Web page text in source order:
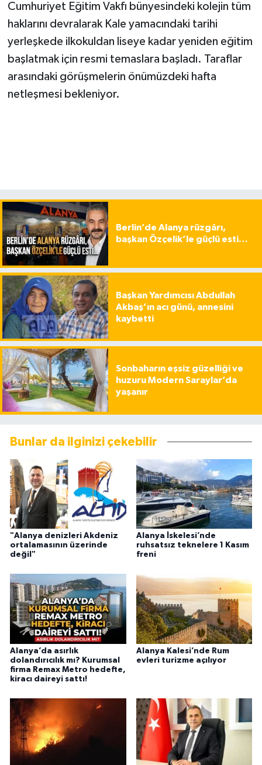
Cumhuriyet Eğitim Vakfı bünyesindeki kolejin tüm
haklarını devralarak Kale yamacındaki tarihi
yerleşkede ilkokuldan liseye kadar yeniden eğitim
başlatmak için resmi temaslara başladı. Taraflar
arasındaki görüşmelerin önümüzdeki hafta
netleşmesi bekleniyor.
Berlin’de Alanya rüzgârı,
başkan Özçelik’le güçlü esti…
Başkan Yardımcısı Abdullah
Akbaş’ın acı günü, annesini
kaybetti
Sonbaharın eşsiz güzelliği ve
huzuru Modern Saraylar’da
yaşanır
Bunlar da ilginizi çekebilir
"Alanya denizleri Akdeniz
ortalamasının üzerinde
değil"
Alanya İskelesi’nde
ruhsatsız teknelere 1 Kasım
freni
Alanya’da asırlık
dolandırıcılık mı? Kurumsal
firma Remax Metro hedefte,
kiracı daireyi sattı!
Alanya Kalesi’nde Rum
evleri turizme açılıyor